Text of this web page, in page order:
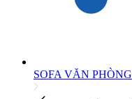
SOFA VĂN PHÒNG